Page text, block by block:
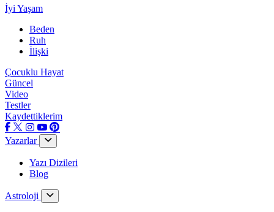
İyi Yaşam
Beden
Ruh
İlişki
Çocuklu Hayat
Güncel
Video
Testler
Kaydettiklerim
Yazarlar
Yazı Dizileri
Blog
Astroloji